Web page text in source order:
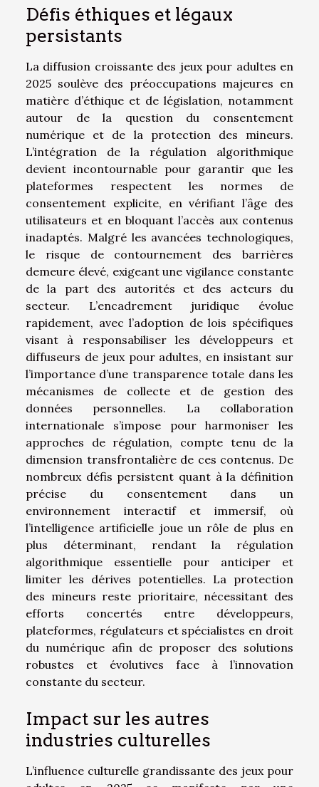
Défis éthiques et légaux
persistants
La diffusion croissante des jeux pour adultes en
2025 soulève des préoccupations majeures en
matière d’éthique et de législation, notamment
autour de la question du consentement
numérique et de la protection des mineurs.
L’intégration de la régulation algorithmique
devient incontournable pour garantir que les
plateformes respectent les normes de
consentement explicite, en vérifiant l’âge des
utilisateurs et en bloquant l’accès aux contenus
inadaptés. Malgré les avancées technologiques,
le risque de contournement des barrières
demeure élevé, exigeant une vigilance constante
de la part des autorités et des acteurs du
secteur. L’encadrement juridique évolue
rapidement, avec l’adoption de lois spécifiques
visant à responsabiliser les développeurs et
diffuseurs de jeux pour adultes, en insistant sur
l’importance d’une transparence totale dans les
mécanismes de collecte et de gestion des
données personnelles. La collaboration
internationale s’impose pour harmoniser les
approches de régulation, compte tenu de la
dimension transfrontalière de ces contenus. De
nombreux défis persistent quant à la définition
précise du consentement dans un
environnement interactif et immersif, où
l’intelligence artificielle joue un rôle de plus en
plus déterminant, rendant la régulation
algorithmique essentielle pour anticiper et
limiter les dérives potentielles. La protection
des mineurs reste prioritaire, nécessitant des
efforts concertés entre développeurs,
plateformes, régulateurs et spécialistes en droit
du numérique afin de proposer des solutions
robustes et évolutives face à l’innovation
constante du secteur.
Impact sur les autres
industries culturelles
L’influence culturelle grandissante des jeux pour